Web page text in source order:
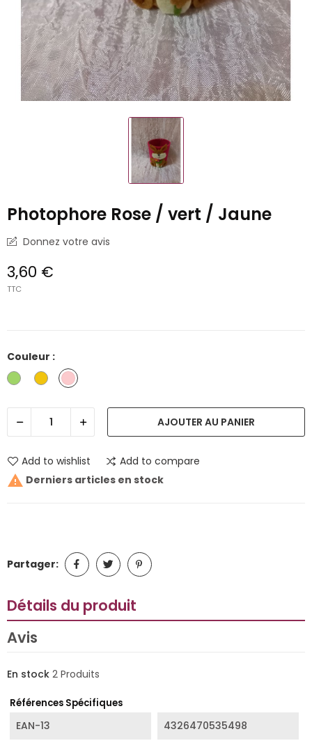
Photophore Rose / vert / Jaune
Donnez votre avis
3,60 €
TTC
Couleur :
Vert
JauneRose
AJOUTER AU PANIER
Add to wishlist Add to compare
 Derniers articles en stock
Partager:
Détails du produit
Avis
En stock 2 Produits
Références Spécifiques
EAN-13 4326470535498